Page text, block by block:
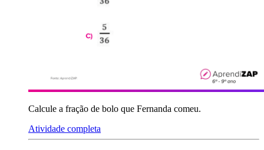
Calcule a fração de bolo que Fernanda comeu.
Atividade completa